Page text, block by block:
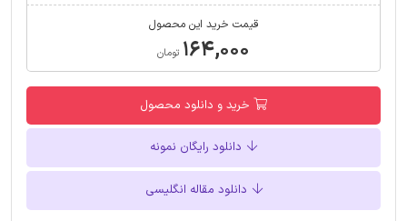
قیمت خرید این محصول
۱۶۴,۰۰۰ تومان
خرید و دانلود محصول
دانلود رایگان نمونه
دانلود مقاله انگلیسی